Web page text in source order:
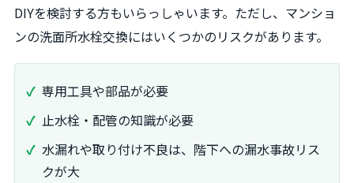
DIYを検討する方もいらっしゃいます。ただし、マンショ
ンの洗面所水栓交換にはいくつかのリスクがあります。
専用工具や部品が必要
止水栓・配管の知識が必要
水漏れや取り付け不良は、階下への漏水事故リス
クが大